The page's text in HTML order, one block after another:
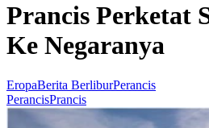
Prancis Perketat
Ke Negaranya
EropaBerita BerliburPerancis
PerancisPrancis